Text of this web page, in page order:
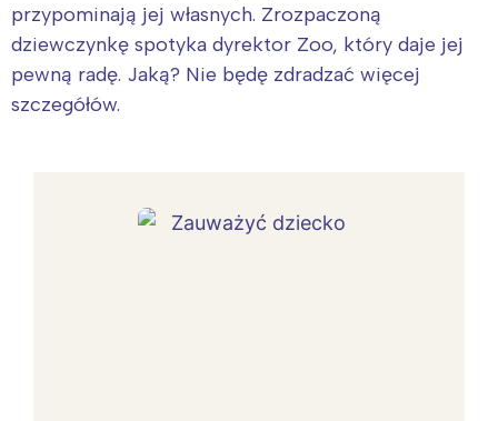
przypominają jej własnych. Zrozpaczoną
dziewczynkę spotyka dyrektor Zoo, który daje jej
pewną radę. Jaką? Nie będę zdradzać więcej
szczegółów.